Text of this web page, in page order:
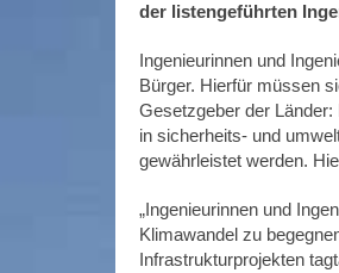
der listengeführten
Ingenieurinnen und
Bürger. Hierfür müssen
Gesetzgeber der
in sicherheits- und
gewährleistet werden.
„Ingenieurinnen und
Klimawandel zu
Infrastrukturprojekten